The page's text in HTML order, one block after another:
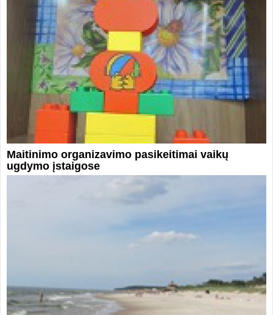
Maitinimo organizavimo pasikeitimai vaikų
ugdymo įstaigose